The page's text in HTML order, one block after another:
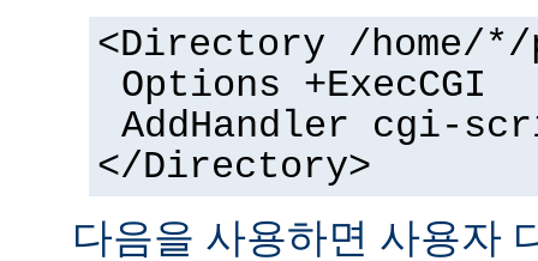
<Directory /home/
Options +ExecCGI
AddHandler cgi-
</Directory>
다음을 사용하면 사용자